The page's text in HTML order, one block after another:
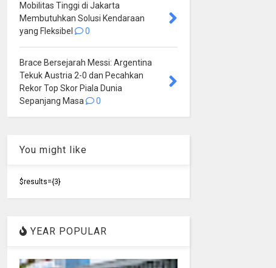
Mobilitas Tinggi di Jakarta
Membutuhkan Solusi Kendaraan
yang Fleksibel
0
Brace Bersejarah Messi: Argentina
Tekuk Austria 2-0 dan Pecahkan
Rekor Top Skor Piala Dunia
Sepanjang Masa
0
You might like
$results={3}
YEAR POPULAR